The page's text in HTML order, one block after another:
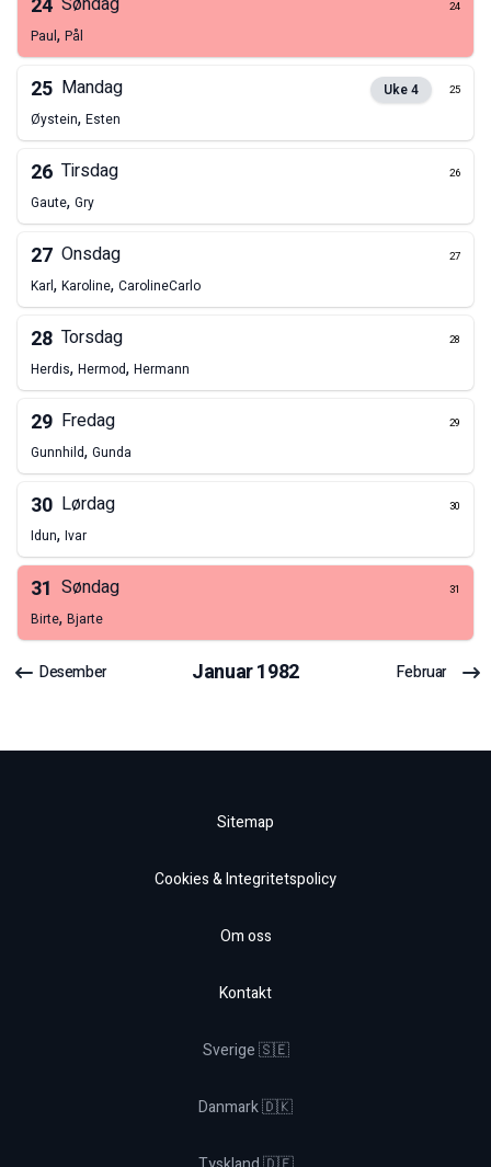
24 24
Paul, Pål
25 Mandag Uke4 25
Øystein, Esten
26 Tirsdag 26
Gaute, Gry
27 Onsdag 27
Karl, Karoline, CarolineCarlo
28 Torsdag 28
Herdis, Hermod, Hermann
29 Fredag 29
Gunnhild, Gunda
30 Lørdag 30
Idun, Ivar
31 Søndag 31
Birte, Bjarte
Desember Januar1982 Februar
Sitemap
Cookies & Integritetspolicy
Om oss
Kontakt
Sverige 🇸🇪
Danmark 🇩🇰